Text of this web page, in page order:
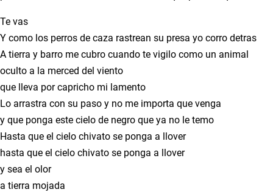
Te vas
Y como los perros de caza rastrean su presa yo corro detras
A tierra y barro me cubro cuando te vigilo como un animal
oculto a la merced del viento
que lleva por capricho mi lamento
Lo arrastra con su paso y no me importa que venga
y que ponga este cielo de negro que ya no le temo
Hasta que el cielo chivato se ponga a llover
hasta que el cielo chivato se ponga a llover
y sea el olor
a tierra mojada